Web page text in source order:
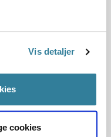
Vis detaljer
cookies
udvalget truffet
og mellem to
hver sit sted. Børn
to separate sager og
A’s samvær
kontakt med A.